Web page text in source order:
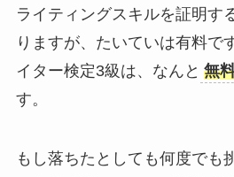
ライティングスキルを証明す
りますが、たいていは有料で
イター検定3級は、なんと 無
す。
もし落ちたとしても何度でも